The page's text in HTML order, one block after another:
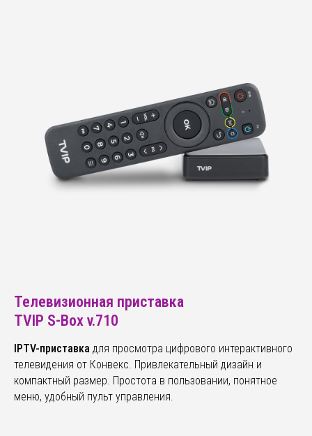
Телевизионная приставка
TVIP S-Box v.710
IPTV-приставка для просмотра цифрового интерактивного
телевидения от Конвекс. Привлекательный дизайн и
компактный размер. Простота в пользовании, понятное
меню, удобный пульт управления.